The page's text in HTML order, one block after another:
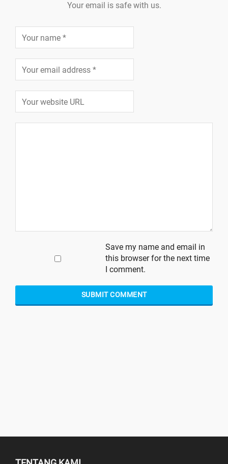
Your email is safe with us.
Save my name and email in
this browser for the next time
I comment.